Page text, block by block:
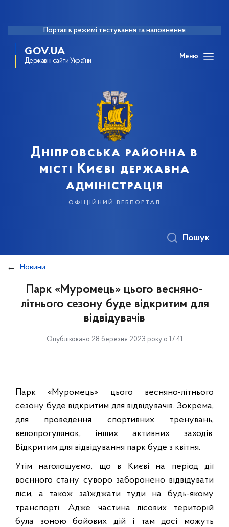
Портал в режимі тестування та наповнення
GOV.UA
Державні сайти України
Меню
Дніпровська районна в
місті Києві державна
адміністрація
офіційний вебпортал
Пошук
Новини
Парк «Муромець» цього весняно-
літнього сезону буде відкритим для
відвідувачів
Опубліковано 28 березня 2023 року о 17:41
Парк «Муромець» цього весняно-літнього
сезону буде відкритим для відвідувачів. Зокрема,
для проведення спортивних тренувань,
велопрогулянок, інших активних заходів.
Відкритим для відвідування парк буде з квітня.
Утім наголошуємо, що в Києві на період дії
воєнного стану суворо заборонено відвідувати
ліси, а також заїжджати туди на будь-якому
транспорті. Адже частина лісових територій
була зоною бойових дій і там досі можуть